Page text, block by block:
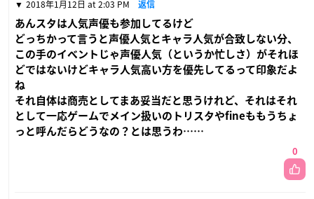
2018年1月12日 at 2:03 PM 返信
あんスタは人気声優も参加してるけど
どっちかって言うと声優人気とキャラ人気が合致しない分、
この手のイベントじゃ声優人気（というか忙しさ）がそれほ
どではないけどキャラ人気高い方を優先してるって印象だよ
ね
それ自体は商売としてまあ妥当だと思うけれど、それはそれ
として一応ゲームでメイン扱いのトリスタやfineももうちょ
っと呼んだらどうなの？とは思うわ……
0